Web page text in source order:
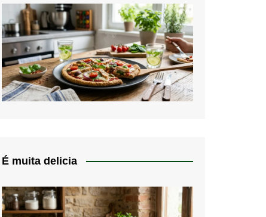
É muita delicia